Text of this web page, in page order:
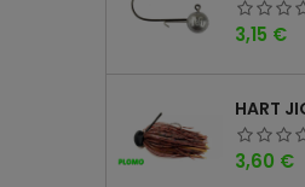
Precio
3,15 €
Precio
3,60 €